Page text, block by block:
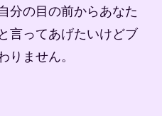
分の目の前からあなた
言ってあげたいけどブ
りません。